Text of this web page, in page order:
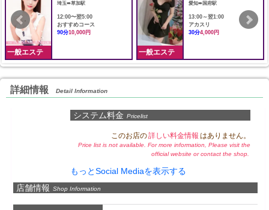
一般エステ
埼玉➠草加駅
12:00〜翌5:00
おすすめコース
90分10,000円
一般エステ
愛知➠国府駅
13:00～翌1:00
アカスリ
30分4,000円
詳細情報 Detail Information
システム料金 Pricelist
このお店の詳しい料金情報 はありません。
Price list is not available. For more information, Please visit the
official website or contact the shop.
もっとSocial Mediaを表示する
店舗情報 Shop Information